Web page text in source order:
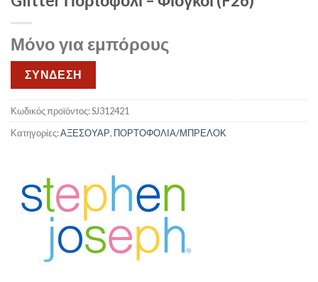
Μόνο για εμπόρους
ΣΥΝΔΕΣΗ
Κωδικός προϊόντος:SJ312421
Κατηγορίες:ΑΞΕΣΟΥΑΡ, ΠΟΡΤΟΦΟΛΙΑ/ΜΠΡΕΛΟΚ